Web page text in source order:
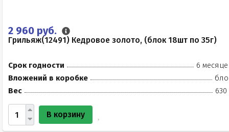
2 960 руб.
Грильяж(12491) Кедровое золото, (блок 18шт по 35г)
Срок годности
6
Вложений в коробке
Вес
630
В корзину